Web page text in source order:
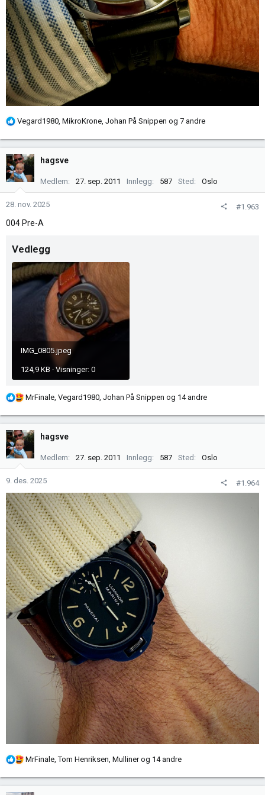
R
k
s
j
n
r
Vegard1980, MikroKrone, Johan På Snippen og 7 andre
hagsve
Medlem 27. sep. 2011 Innlegg 587 Sted Oslo
28. nov. 2025 #1.963
004 Pre-A
Vedlegg
IMG_0805.jpeg
124,9 KB · Visninger: 0
R
k
j
o
n
e
r
:
MrFinale Vegard1980 Johan På Snippen og 14 andre
hagsve
Medlem 27. sep. 2011 Innlegg 587 Sted Oslo
9. des. 2025 #1.964
R
MrFinale,Tom Henriksen, Mullinerog 14 andre